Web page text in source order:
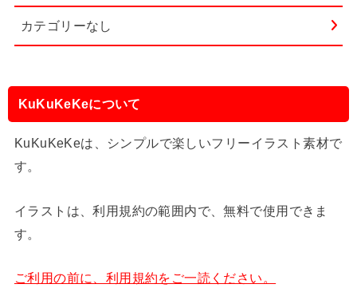
カテゴリーなし
KuKuKeKeについて
KuKuKeKeは、シンプルで楽しいフリーイラスト素材で
す。
イラストは、利用規約の範囲内で、無料で使用できま
す。
ご利用の前に、利用規約をご一読ください。